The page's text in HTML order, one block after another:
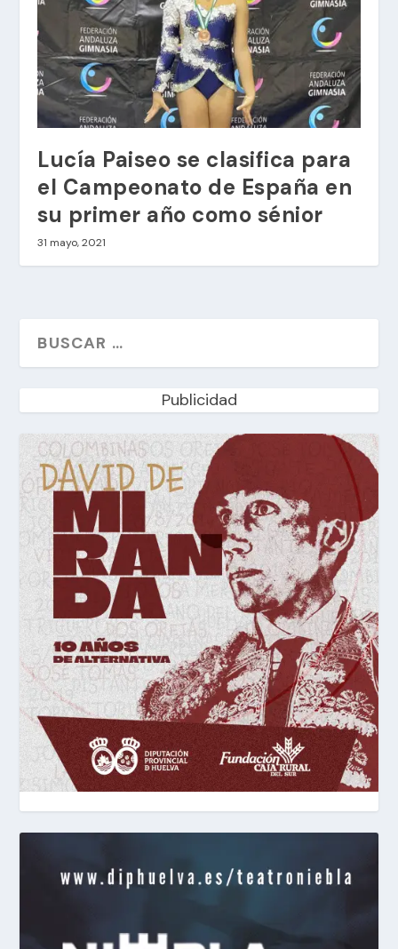
Lucía Paiseo se clasifica para
el Campeonato de España en
su primer año como sénior
31 mayo, 2021
Publicidad